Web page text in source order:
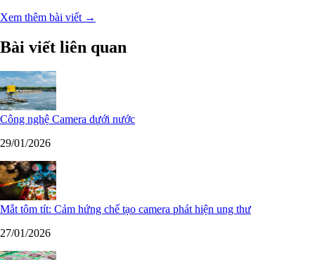
Xem thêm bài viết →
Bài viết liên quan
Công nghệ Camera dưới nước
29/01/2026
Mắt tôm tít: Cảm hứng chế tạo camera phát hiện ung thư
27/01/2026